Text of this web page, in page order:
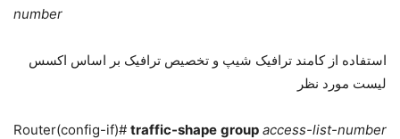
number
استفاده از کامند ترافیک شیپ و تخصیص ترافیک بر اساس اکسس
لیست مورد نظر
Router(config-if)#traffic-shape group access-list-number